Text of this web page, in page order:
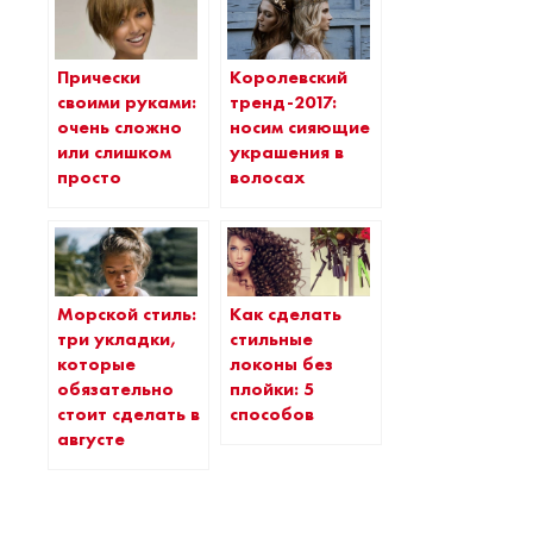
Прически
своими руками:
очень сложно
или слишком
просто
Королевский
тренд-2017:
носим сияющие
украшения в
волосах
Морской стиль:
три укладки,
которые
обязательно
стоит сделать в
августе
Как сделать
стильные
локоны без
плойки: 5
способов